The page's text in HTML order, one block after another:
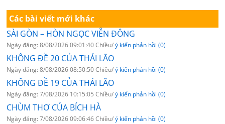
Các bài viết mới khác
SÀI GÒN – HÒN NGỌC VIỄN ĐÔNG
Ngày đăng: 8/08/2026 09:01:40 Chiều/ý kiến phản hồi (0)
KHÔNG ĐỀ 20 CỦA THÁI LÃO
Ngày đăng: 8/08/2026 08:50:50 Chiều/ý kiến phản hồi (0)
KHÔNG ĐỀ 19 CỦA THÁI LÃO
Ngày đăng: 7/08/2026 10:15:05 Chiều/ý kiến phản hồi (0)
CHÙM THƠ CỦA BÍCH HÀ
Ngày đăng: 7/08/2026 09:06:46 Chiều/ý kiến phản hồi (0)